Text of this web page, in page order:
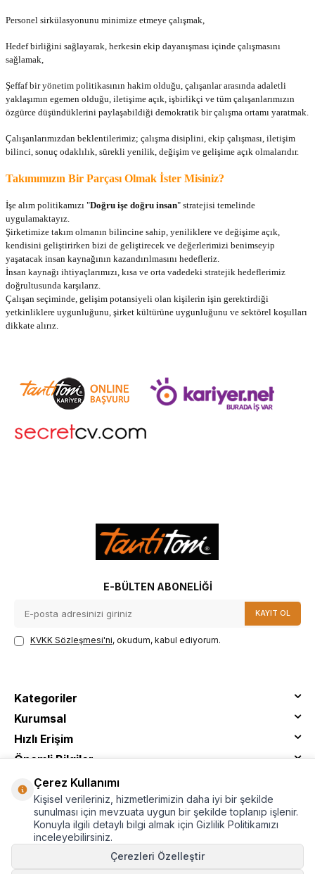
Personel sirkülasyonunu minimize etmeye çalışmak,
Hedef birliğini sağlayarak, herkesin ekip dayanışması içinde çalışmasını
sağlamak,
Şeffaf bir yönetim politikasının hakim olduğu, çalışanlar arasında adaletli
yaklaşımın egemen olduğu, iletişime açık, işbirlikçi ve tüm çalışanlarımızın
özgürce düşündüklerini paylaşabildiği demokratik bir çalışma ortamı yaratmak.
Çalışanlarımızdan beklentilerimiz; çalışma disiplini, ekip çalışması, iletişim
bilinci, sonuç odaklılık, sürekli yenilik, değişim ve gelişime açık olmalarıdır.
Takımımızın Bir Parçası Olmak İster Misiniz?
İşe alım politikamızı "Doğru işe doğru insan" stratejisi temelinde
uygulamaktayız.
Şirketimize takım olmanın bilincine sahip, yeniliklere ve değişime açık,
kendisini geliştirirken bizi de geliştirecek ve değerlerimizi benimseyip
yaşatacak insan kaynağının kazandırılmasını hedefleriz.
İnsan kaynağı ihtiyaçlarımızı, kısa ve orta vadedeki stratejik hedeflerimiz
doğrultusunda karşılarız.
Çalışan seçiminde, gelişim potansiyeli olan kişilerin işin gerektirdiği
yetkinliklere uygunluğunu, şirket kültürüne uygunluğunu ve sektörel koşulları
dikkate alırız.
E-BÜLTEN ABONELIĞI
KAYIT OL
KVKK Sözleşmesi'ni, okudum, kabul ediyorum.
Kategoriler
Kurumsal
Hızlı Erişim
Önemli Bilgiler
Çerez Kullanımı
Kişisel verileriniz, hizmetlerimizin daha iyi bir şekilde
sunulması için mevzuata uygun bir şekilde toplanıp işlenir.
Konuyla ilgili detaylı bilgi almak için Gizlilik Politikamızı
inceleyebilirsiniz.
Çerezleri Özelleştir